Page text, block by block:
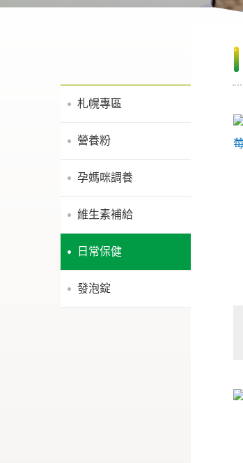
札幌專區
營養粉
孕媽咪調養
維生素補給
日常保健
發泡錠